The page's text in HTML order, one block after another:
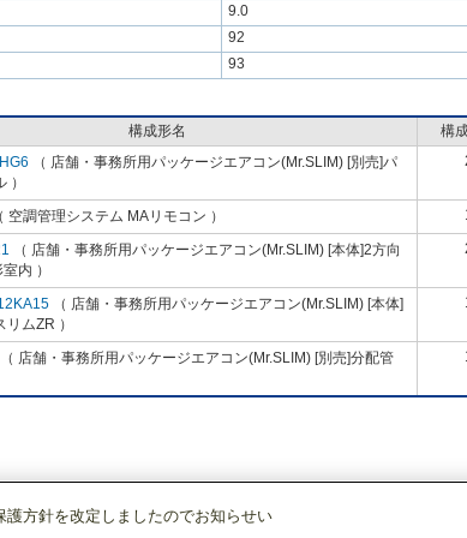
9.0
92
93
構成形名
構
（ 店舗・事務所用パッケージエアコン(Mr.SLIM) [別売]パ
）
空調管理システム MAリモコン ）
（ 店舗・事務所用パッケージエアコン(Mr.SLIM) [本体]2方向
内 ）
（ 店舗・事務所用パッケージエアコン(Mr.SLIM) [本体]
ムZR ）
（ 店舗・事務所用パッケージエアコン(Mr.SLIM) [別売]分配管
方針を改定しましたのでお知らせい